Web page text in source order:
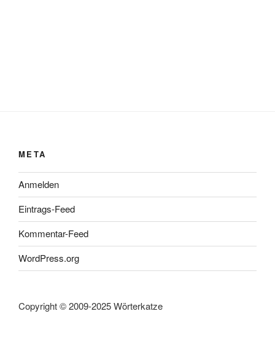
META
Anmelden
Eintrags-Feed
Kommentar-Feed
WordPress.org
Copyright © 2009-2025 Wörterkatze